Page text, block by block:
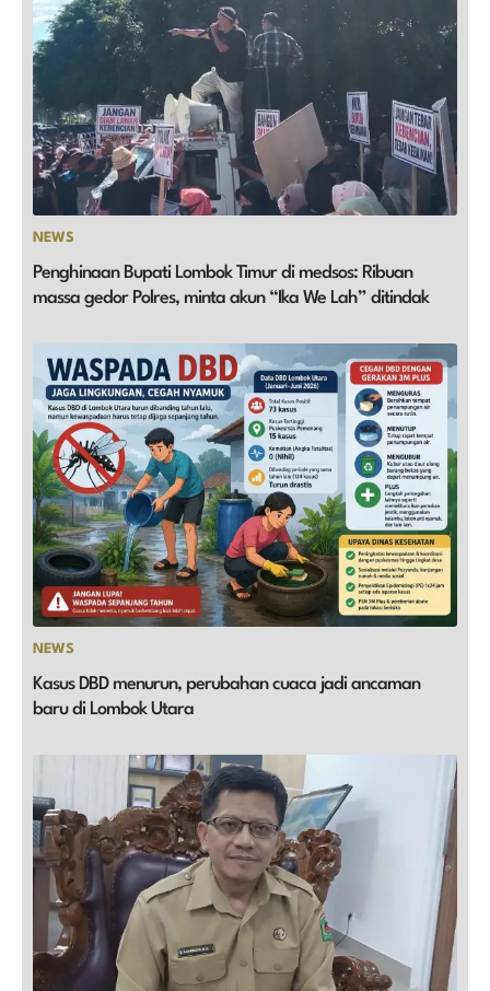
NEWS
Penghinaan Bupati Lombok Timur di medsos: Ribuan
massa gedor Polres, minta akun “Ika We Lah” ditindak
NEWS
Kasus DBD menurun, perubahan cuaca jadi ancaman
baru di Lombok Utara